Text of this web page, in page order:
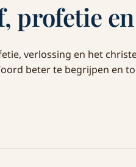
profetie
verlossing en het
beter te begrijpen en